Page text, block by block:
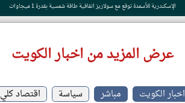
الإسكندرية للأسمدة توقع مع سولاريز اتفاقية طاقة شمسية بقدرة 1 ميجاوات
عرض المزيد من اخبار الكويت
اخبار الكويت مباشر سياسة اقتصاد كلي